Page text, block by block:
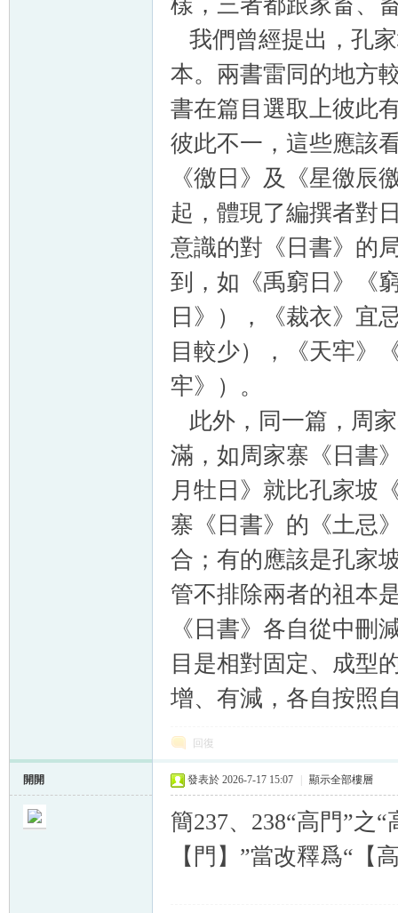
我們曾經提出，孔
本。兩書雷同的地方
書在篇目選取上彼此
彼此不一，這些應該
《徼日》及《星徼辰
起，體現了編撰者對
意識的對《日書》的
到，如《禹窮日》《
日》），《裁衣》宜
目較少），《天牢》
牢》）。
此外，同一篇，周
滿，如周家寨《日書
月牡日》就比孔家坡
寨《日書》的《土忌
合；有的應該是孔家
管不排除兩者的祖本
《日書》各自從中刪
目是相對固定、成型
增、有減，各自按照
回復
開開 發表於 2026-7-17 15:07 顯示全部樓層
簡237、238“高門”之
【門】”當改釋爲“【